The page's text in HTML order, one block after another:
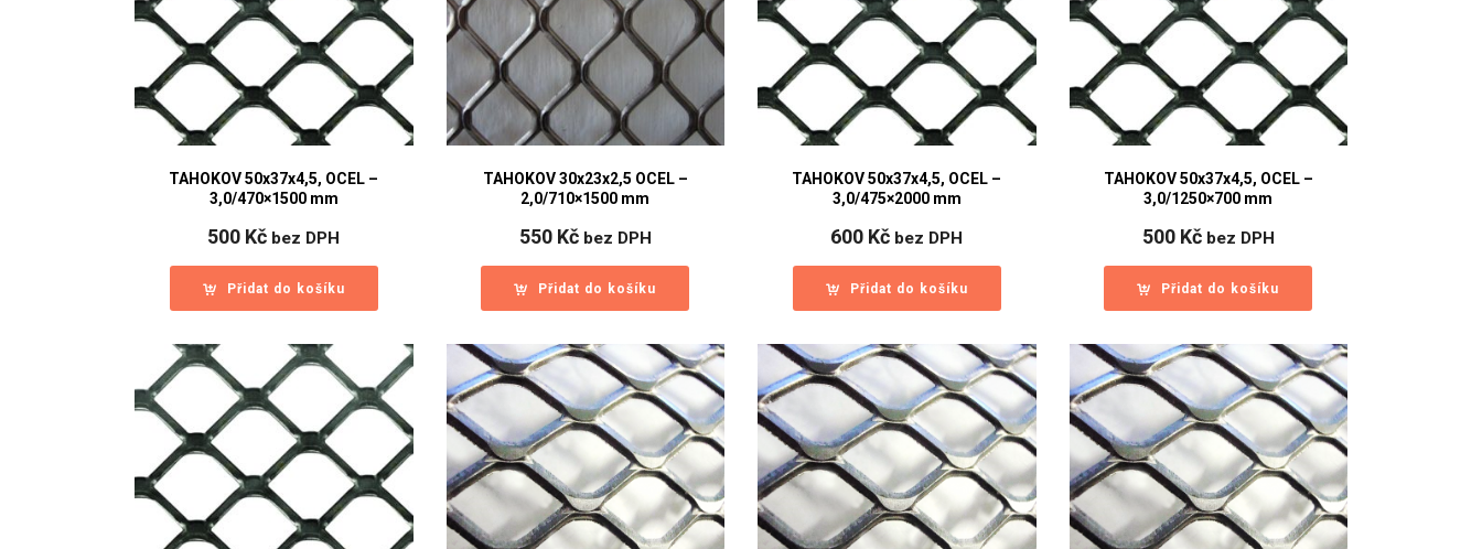
TAHOKOV 50x37x4,5, OCEL –
3,0/470×1500 mm
500 Kč bez DPH
Přidat do košíku
TAHOKOV 30x23x2,5 OCEL –
2,0/710×1500 mm
550 Kč bez DPH
Přidat do košíku
TAHOKOV 50x37x4,5, OCEL –
3,0/475×2000 mm
600 Kč bez DPH
Přidat do košíku
TAHOKOV 50x37x4,5, OCEL –
3,0/1250×700 mm
500 Kč bez DPH
Přidat do košíku